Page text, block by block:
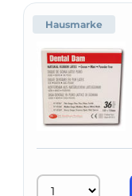
Hausmarke